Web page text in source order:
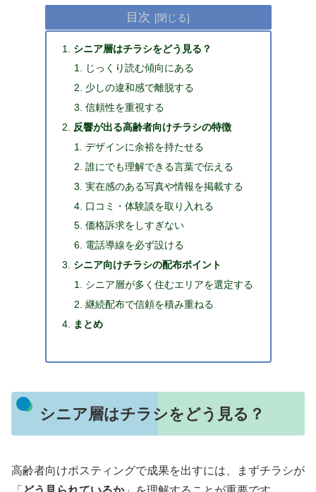
目次
シニア層はチラシをどう見る？
じっくり読む傾向にある
少しの違和感で離脱する
信頼性を重視する
反響が出る高齢者向けチラシの特徴
デザインに余裕を持たせる
誰にでも理解できる言葉で伝える
実在感のある写真や情報を掲載する
口コミ・体験談を取り入れる
価格訴求をしすぎない
電話導線を必ず設ける
シニア向けチラシの配布ポイント
シニア層が多く住むエリアを選定する
継続配布で信頼を積み重ねる
まとめ
シニア層はチラシをどう見る？
高齢者向けポスティングで成果を出すには、まずチラシが